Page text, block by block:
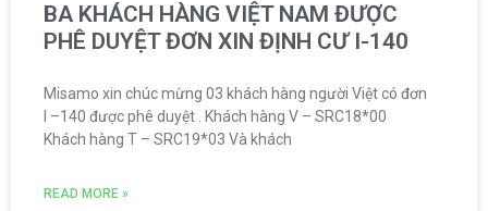
BA KHÁCH HÀNG VIỆT NAM ĐƯỢC
PHÊ DUYỆT ĐƠN XIN ĐỊNH CƯ I-140
Misamo xin chúc mừng 03 khách hàng người Việt có đơn
I –140 được phê duyệt . Khách hàng V – SRC18*00
Khách hàng T – SRC19*03 Và khách
READ MORE »